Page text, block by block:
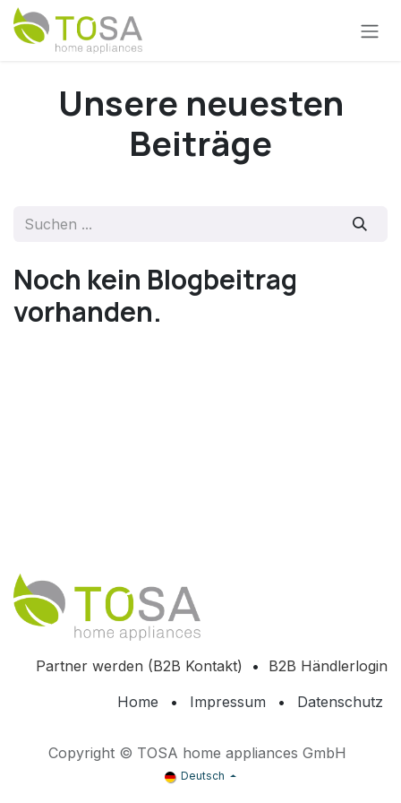
Zum Inhalt springen
Unsere neuesten
Beiträge
Noch kein Blogbeitrag
vorhanden.
Partner werden (B2B Kontakt) • B2B Händlerlogin
Home
• Impressum • Datenschutz
Copyright © TOSA home appliances GmbH
Deutsch